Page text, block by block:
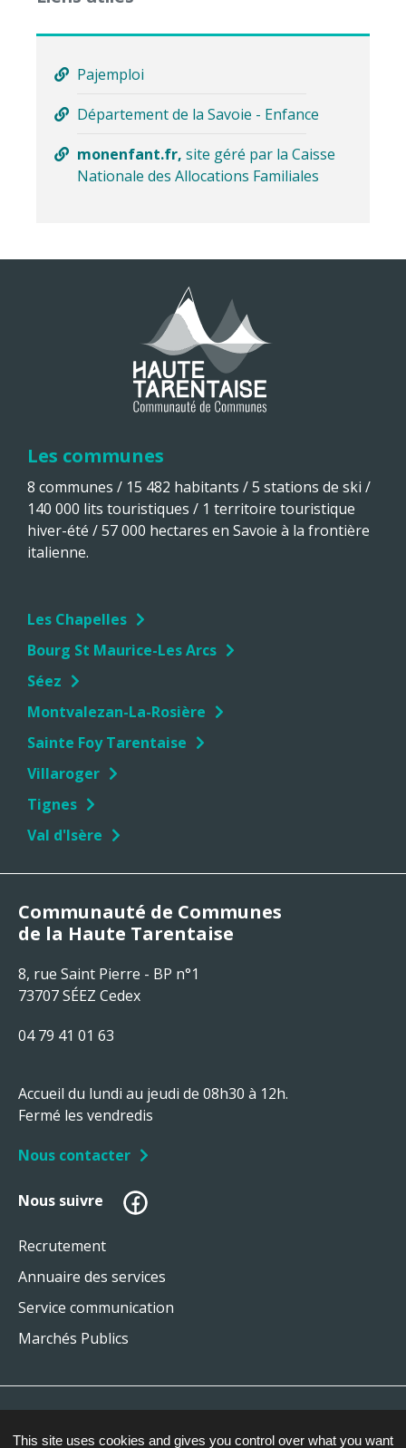
Pajemploi
Département de la Savoie - Enfance
monenfant.fr, site géré par la Caisse
Nationale des Allocations Familiales
Les communes
8 communes / 15 482 habitants / 5 stations de ski /
140 000 lits touristiques / 1 territoire touristique
hiver-été / 57 000 hectares en Savoie à la frontière
italienne.
Les Chapelles
Bourg St Maurice-Les Arcs
Séez
Montvalezan-La-Rosière
Sainte Foy Tarentaise
Villaroger
Tignes
Val d'Isère
Communauté de Communes
de la Haute Tarentaise
8, rue Saint Pierre - BP n°1
73707 SÉEZ Cedex
04 79 41 01 63
Accueil du lundi au jeudi de 08h30 à 12h.
Fermé les vendredis
Nous contacter
Nous suivre
Recrutement
Annuaire des services
Service communication
Marchés Publics
This site uses cookies and gives you control over what you want